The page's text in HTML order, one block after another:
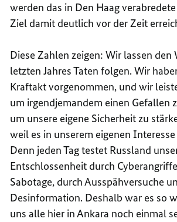
werden das in Den Haag
Ziel damit deutlich vor der Zeit
Diese Zahlen zeigen: Wir lassen den
letzten Jahres Taten folgen. Wir
Kraftakt vorgenommen, und wir
um irgendjemandem einen Gefallen
um unsere eigene Sicherheit zu
weil es in unserem eigenen
Denn jeden Tag testet Russland
Entschlossenheit durch Cyber
Sabotage, durch Ausspähversuche
Desinformation. Deshalb war es so
uns alle hier in Ankara noch einmal